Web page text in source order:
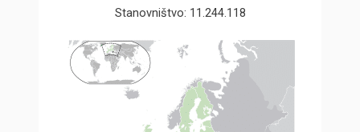
Stanovništvo: 11.244.118